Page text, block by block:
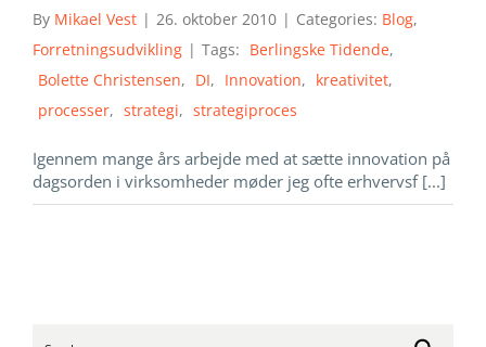
By Mikael Vest | 26. oktober 2010 | Categories: Blog,
Forretningsudvikling | Tags: Berlingske Tidende,
Bolette Christensen, DI, Innovation, kreativitet,
processer, strategi, strategiproces
Igennem mange års arbejde med at sætte innovation på
dagsorden i virksomheder møder jeg ofte erhvervsf [...]